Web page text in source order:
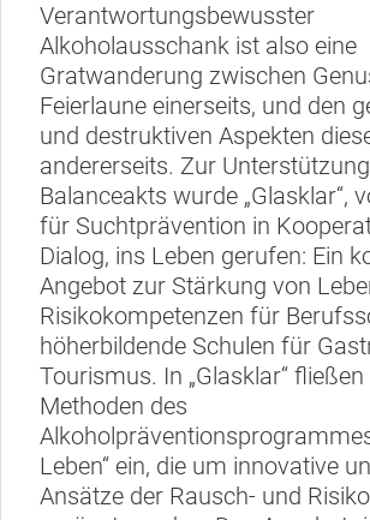
Verantwortungsbewusster
Alkoholausschank ist also eine
Gratwanderung zwischen
Feierlaune einerseits, und den
und destruktiven Aspekten
andererseits. Zur
Balanceakts wurde „Glasklar“,
für Suchtprävention in
Dialog, ins Leben gerufen: Ein
Angebot zur Stärkung von
Risikokompetenzen für
höherbildende Schulen für
Tourismus. In „Glasklar“
Methoden des
Leben“ ein, die um innovative
Ansätze der Rausch- und